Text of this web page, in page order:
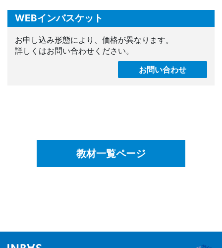
WEBインバスケット
お申し込み形態により、価格が異なります。
詳しくはお問い合わせください。
お問い合わせ
教材一覧ページ